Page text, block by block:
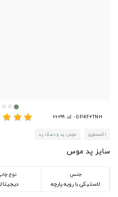
GP-KF4TNH - کد 66299 star
star
star
اکسسوری موس پد و دسک پد
سایز پد موس
جنس
لاستیکی با رویه پارچه
نوع